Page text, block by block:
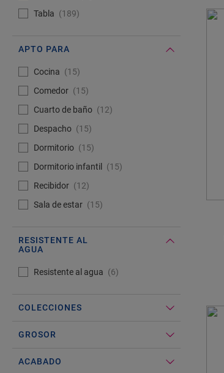
Tabla
189
APTO PARA
#Select#Apto para
Cocina
15
Comedor
15
Cuarto de baño
12
Despacho
15
Dormitorio
15
Dormitorio infantil
15
Recibidor
12
Sala de estar
15
RESISTENTE AL
AGUA
#Select#Resistente al agua
Resistente al agua 6
COLECCIONES
GROSOR
ACABADO